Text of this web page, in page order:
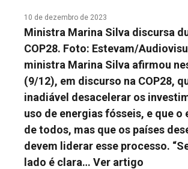
10 de dezembro de 2023
Ministra Marina Silva discursa
COP28. Foto: Estevam/
ministra Marina Silva afirmou
(9/12), em discurso na COP28,
inadiável desacelerar os
uso de energias fósseis, e que o
de todos, mas que os países
devem liderar esse processo.
lado é clara… Ver artigo